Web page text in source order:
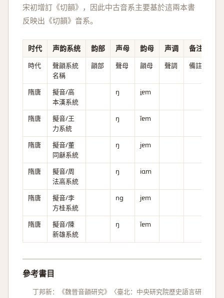
宋初增訂《切韻》，因此中古音系主要基於這兩本書
反映出《切韻》音系。
时代 声韵系统 韵部 声母 韵母 声调 备注
時代
聲韻系統
名稱
韻部 聲母 韻母 聲調 備註
隋唐
擬音/高
本漢系統
ŋ i̯ɐm
隋唐
擬音/王
力系統
ŋ ǐɐm
隋唐
擬音/董
同龢系統
ŋ jɐm
隋唐
擬音/周
法高系統
ŋ iɑm
隋唐
擬音/李
方桂系統
ng jɐm
隋唐
擬音/陳
新雄系統
ŋ ǐɐm
參考書目
丁邦新：《魏晉音韻研究》〈臺北：中央研究院歷史語言研